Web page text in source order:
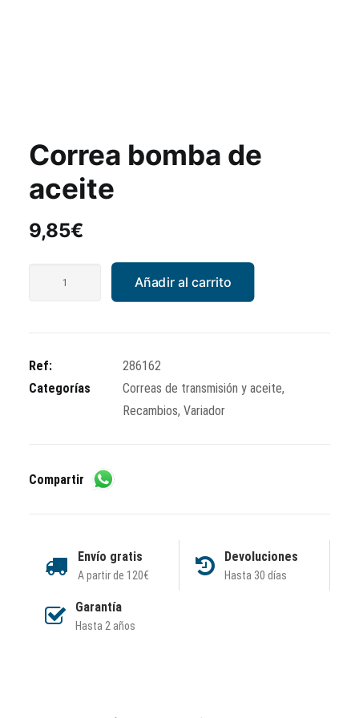
Correa bomba de
aceite
9,85€
cantidad
Añadir al carrito
Ref:
286162
Categorías
Correas de transmisión y aceite,
Recambios, Variador
Compartir
Envío gratis
A partir de 120€
Devoluciones
Hasta 30 días
Garantía
Hasta 2 años